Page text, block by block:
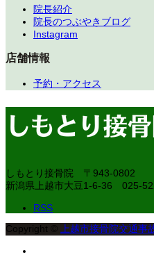
院長紹介
院長のつぶやきブログ
Instagram
店舗情報
予約・アクセス
しもとり接骨院
〒943-0802
新潟県上越市大豆1-6-36
025-
RSS
Copyright © 上越市接骨院交通事